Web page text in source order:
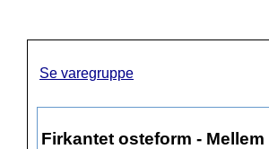
Se varegruppe
Firkantet osteform - Mellem